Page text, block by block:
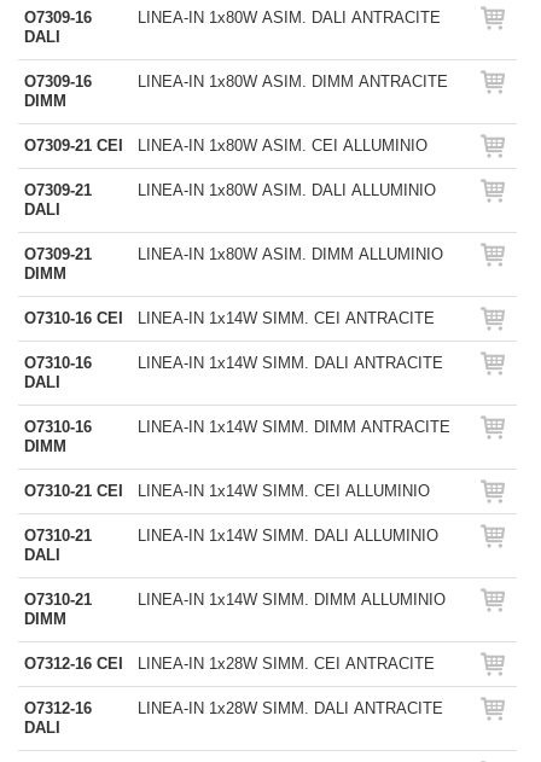
O7309-16
DALI
LINEA-IN 1x80W ASIM. DALI ANTRACITE
O7309-16
DIMM
LINEA-IN 1x80W ASIM. DIMM ANTRACITE
O7309-21 CEI LINEA-IN 1x80W ASIM. CEI ALLUMINIO
O7309-21
DALI
LINEA-IN 1x80W ASIM. DALI ALLUMINIO
O7309-21
DIMM
LINEA-IN 1x80W ASIM. DIMM ALLUMINIO
O7310-16 CEI LINEA-IN 1x14W SIMM. CEI ANTRACITE
O7310-16
DALI
LINEA-IN 1x14W SIMM. DALI ANTRACITE
O7310-16
DIMM
LINEA-IN 1x14W SIMM. DIMM ANTRACITE
O7310-21 CEI LINEA-IN 1x14W SIMM. CEI ALLUMINIO
O7310-21
DALI
LINEA-IN 1x14W SIMM. DALI ALLUMINIO
O7310-21
DIMM
LINEA-IN 1x14W SIMM. DIMM ALLUMINIO
O7312-16 CEI LINEA-IN 1x28W SIMM. CEI ANTRACITE
O7312-16
DALI
LINEA-IN 1x28W SIMM. DALI ANTRACITE